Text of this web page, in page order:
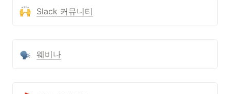
Slack 커뮤니티
웨비나